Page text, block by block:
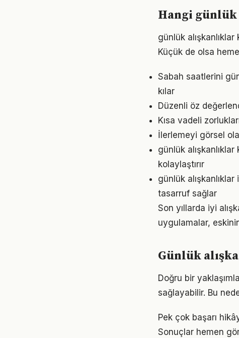
Hangi günlük
günlük
Küçük de olsa
Sabah saatlerini
kılar
Düzenli öz
Kısa vadeli
İlerlemeyi görsel
günlük
kolaylaştırır
günlük
tasarruf sağlar
Son yıllarda iyi
uygulamalar,
Günlük
Doğru bir
sağlayabilir. Bu
Pek çok başarı
Sonuçlar hemen